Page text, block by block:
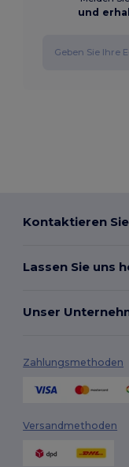
und
Kontaktieren
Lassen Sie uns
Unser
Zahlungsmethoden
Versandmethoden